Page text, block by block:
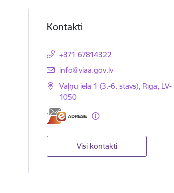
Kontakti
+371 67814322
E-pasts:
info@viaa.gov.lv
Vaļņu iela 1 (3.-6. stāvs), Rīga, LV-
1050
Visi kontakti